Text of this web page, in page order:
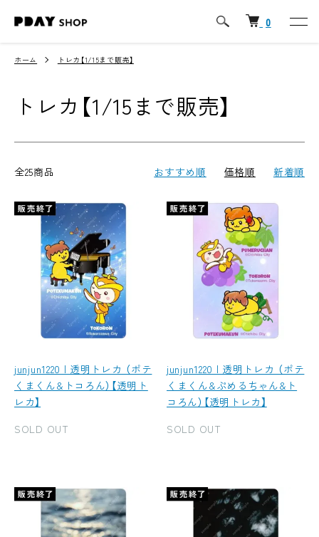
0
ホーム トレカ【1/15まで販売】
トレカ【1/15まで販売】
全25商品 おすすめ順 価格順 新着順
junjun1220 | 透明トレカ （ポテ
くまくん&トコろん）【透明ト
レカ】
SOLD OUT
junjun1220 | 透明トレカ （ポテ
くまくん&ぷめるちゃん&ト
コろん）【透明トレカ】
SOLD OUT